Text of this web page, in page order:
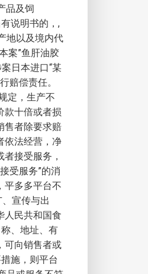
品及饲
说明书的，,
地以及境内代
案”鱼肝油胶
日本进口“某
赔偿责任。
定，生产不
款十倍或者损
售者除要求赔
依法经营，净
接受服务，
受服务”的消
平多多平台不
宣传与出
人民共和国食
、地址、有
可向销售者或
施，则平台